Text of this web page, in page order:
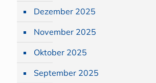
Dezember 2025
November 2025
Oktober 2025
September 2025